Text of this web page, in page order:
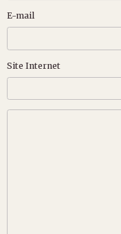
E-mail
Site Internet